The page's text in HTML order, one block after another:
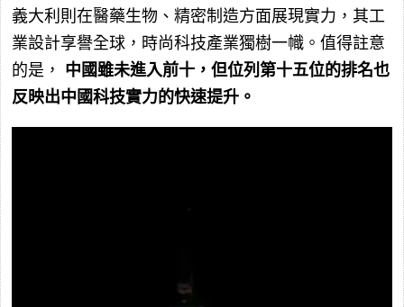
義大利則在醫藥生物、精密制造方面展現實力，其工
業設計享譽全球，時尚科技產業獨樹一幟。值得註意
的是， 中國雖未進入前十，但位列第十五位的排名也
反映出中國科技實力的快速提升。